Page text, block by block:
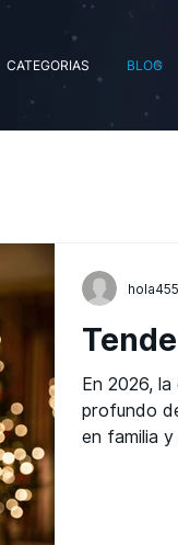
CATEGORIAS BLOG
En 2026,
profundo
en familia